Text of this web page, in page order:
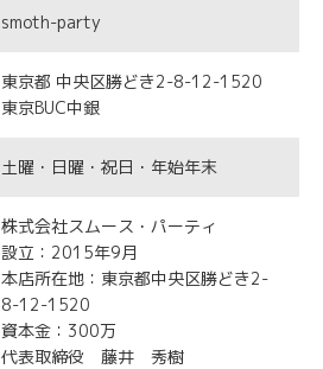
smoth-party
東京都 中央区勝どき2-8-12-1520
東京BUC中銀
土曜・日曜・祝日・年始年末
株式会社スムース・パーティ
設立：2015年9月
本店所在地：東京都中央区勝どき2-
8-12-1520
資本金：300万
代表取締役 藤井 秀樹